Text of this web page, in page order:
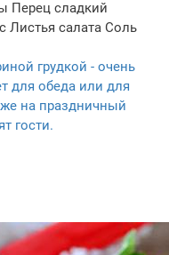
Перец сладкий
Листья салата Соль
грудкой - очень
для обеда или для
на праздничный
гости.